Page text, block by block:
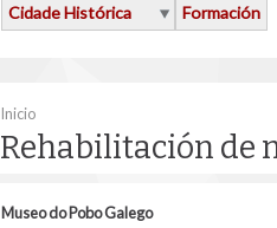
Cidade Histórica
Formación
Vostede está aquí
Inicio
Rehabilitación de
Museo do Pobo Galego